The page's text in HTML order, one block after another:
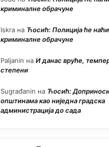
криминалне обрачуне
Iskra на Ћосић: Полиција ће
криминалне обрачуне
Paljanin на И данас вруће,
степени
Sugrađanin на Ћосић:
општинама као ниједна градска
администрација до сада